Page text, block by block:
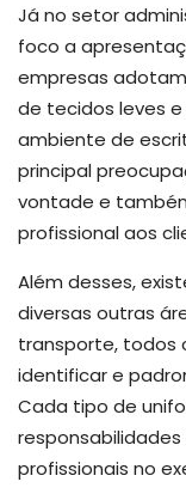
Já no setor
foco a
empresas
de tecidos leves
ambiente de
principal
vontade e
profissional aos
Além desses,
diversas outras
transporte, todos
identificar e
Cada tipo de
profissionais no